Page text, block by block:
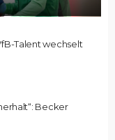
Talent wechselt
Becker